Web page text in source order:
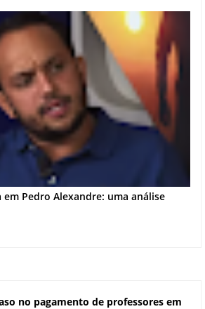
Pedro Alexandre: uma análise
no pagamento de professores em